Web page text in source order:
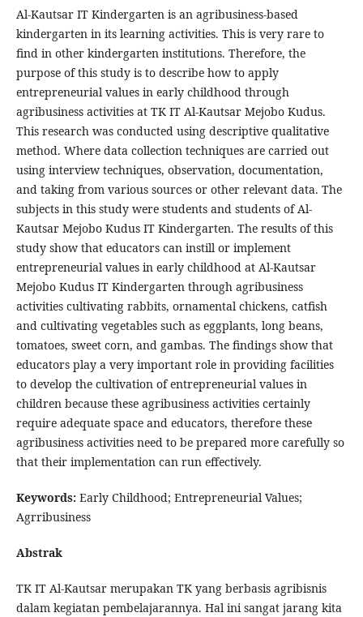
Al-Kautsar IT Kindergarten is an agribusiness-based
kindergarten in its learning activities. This is very rare to
find in other kindergarten institutions. Therefore, the
purpose of this study is to describe how to apply
entrepreneurial values in early childhood through
agribusiness activities at TK IT Al-Kautsar Mejobo Kudus.
This research was conducted using descriptive qualitative
method. Where data collection techniques are carried out
using interview techniques, observation, documentation,
and taking from various sources or other relevant data. The
subjects in this study were students and students of Al-
Kautsar Mejobo Kudus IT Kindergarten. The results of this
study show that educators can instill or implement
entrepreneurial values in early childhood at Al-Kautsar
Mejobo Kudus IT Kindergarten through agribusiness
activities cultivating rabbits, ornamental chickens, catfish
and cultivating vegetables such as eggplants, long beans,
tomatoes, sweet corn, and gambas. The findings show that
educators play a very important role in providing facilities
to develop the cultivation of entrepreneurial values in
children because these agribusiness activities certainly
require adequate space and educators, therefore these
agribusiness activities need to be prepared more carefully so
that their implementation can run effectively.
Keywords:Early Childhood; Entrepreneurial Values;
Agrribusiness
Abstrak
TK IT Al-Kautsar merupakan TK yang berbasis agribisnis
dalam kegiatan pembelajarannya. Hal ini sangat jarang kita